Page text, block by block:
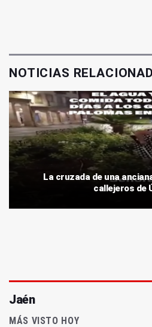
NOTICIAS
La cruzada de una
callejeros de
Jaén
MÁS VISTO HOY